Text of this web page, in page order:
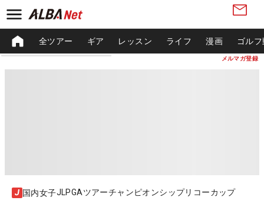
メルマガ登録
全ツアー ギア レッスン ライフ 漫画 ゴル
国内女子JLPGAツアーチャンピオンシップリコーカップ